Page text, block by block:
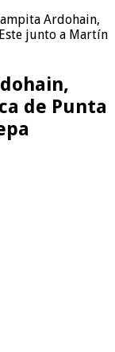
Ardohain,
junto a Martín
de Punta